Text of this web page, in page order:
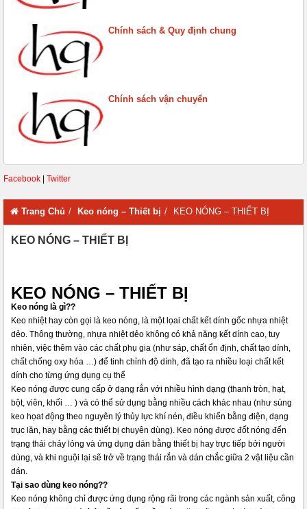
Chính sách & Quy định chung
Chính sách vận chuyển
Facebook | Twitter
Trang Chủ Keo nóng – Thiết bị KEO NÓNG – THIẾT BỊ
KEO NÓNG – THIẾT BỊ
KEO NÓNG – THIẾT BỊ
Keo nóng là gì??
Keo nhiệt hay còn gọi là keo nóng, là một lọai chất kết dính gốc nhựa nhiệt
dẻo. Thông thường, nhựa nhiệt dẻo không có khả năng kết dính cao, tuy
nhiên, việc thêm vào các chất phụ gia (như sáp, chất ổn định, chất tạo dính,
chất chống oxy hóa …) để tinh chỉnh độ dính, đã tạo ra nhiều loại chất kết
dính cho từng ứng dụng cụ thể
Keo nóng được cung cấp ở dạng rắn với nhiều hình dạng (thanh tròn, hạt,
bột, viên, khối … ) và có thể sử dụng bằng nhiều cách khác nhau (như súng
keo họat động theo nguyên lý thủy lực khí nén, điều khiển bằng điện, dạng
trục lăn, hay bằng các thiết bị chuyên dùng). Keo nóng được đốt nóng đến
trạng thái chảy lỏng và ứng dụng dán bằng thiết bị hay trực tiếp bởi người
dùng, và khi nguội lại sẽ trở về trạng thái rắn và dán chắc giữa 2 vật liệu cần
dán.
Tại sao dùng keo nóng??
Keo nóng không chỉ được ứng dụng rộng rãi trong các ngành sản xuất, công